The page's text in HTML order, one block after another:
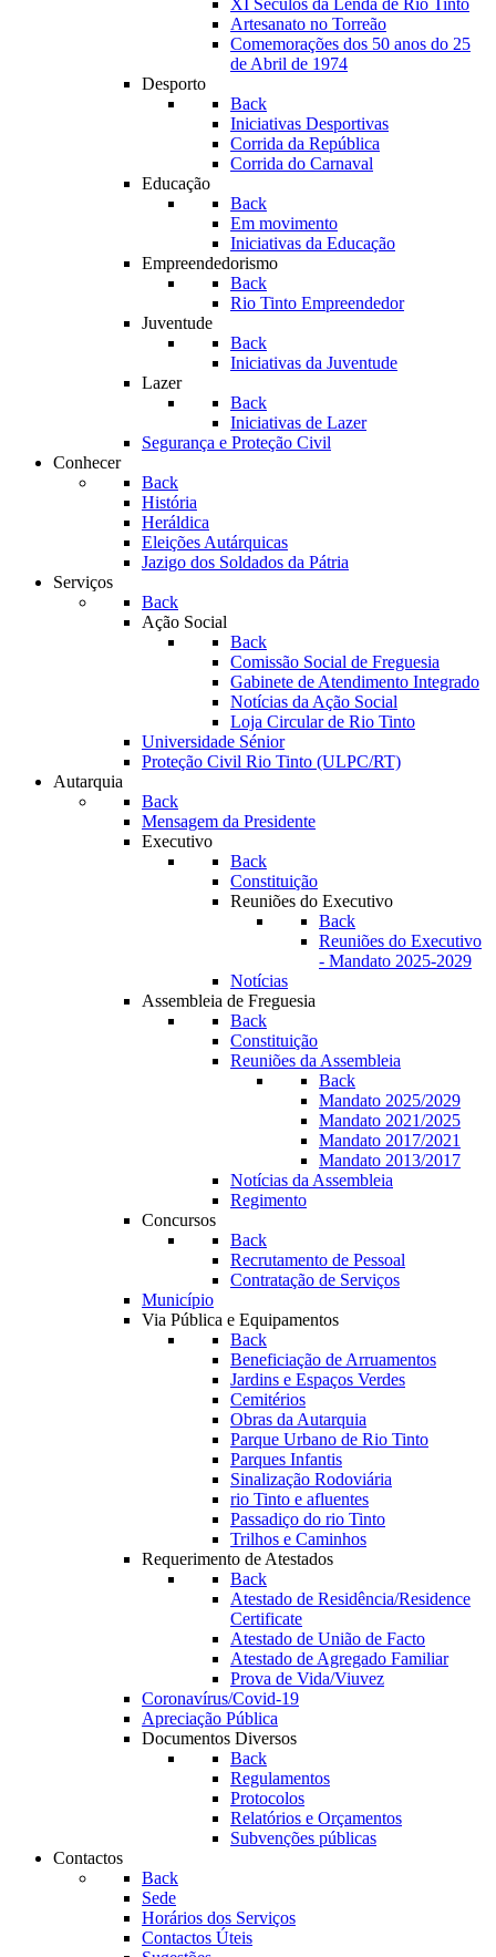
XI Séculos da Lenda de Rio Tinto
Artesanato no Torreão
Comemorações dos 50 anos do 25
de Abril de 1974
Desporto
Back
Iniciativas Desportivas
Corrida da República
Corrida do Carnaval
Educação
Back
Em movimento
Iniciativas da Educação
Empreendedorismo
Back
Rio Tinto Empreendedor
Juventude
Back
Iniciativas da Juventude
Lazer
Back
Iniciativas de Lazer
Segurança e Proteção Civil
Conhecer
Back
História
Heráldica
Eleições Autárquicas
Jazigo dos Soldados da Pátria
Serviços
Back
Ação Social
Back
Comissão Social de Freguesia
Gabinete de Atendimento Integrado
Notícias da Ação Social
Loja Circular de Rio Tinto
Universidade Sénior
Proteção Civil Rio Tinto (ULPC/RT)
Autarquia
Back
Mensagem da Presidente
Executivo
Back
Constituição
Reuniões do Executivo
Back
Reuniões do Executivo
- Mandato 2025-2029
Notícias
Assembleia de Freguesia
Back
Constituição
Reuniões da Assembleia
Back
Mandato 2025/2029
Mandato 2021/2025
Mandato 2017/2021
Mandato 2013/2017
Notícias da Assembleia
Regimento
Concursos
Back
Recrutamento de Pessoal
Contratação de Serviços
Município
Via Pública e Equipamentos
Back
Beneficiação de Arruamentos
Jardins e Espaços Verdes
Cemitérios
Obras da Autarquia
Parque Urbano de Rio Tinto
Parques Infantis
Sinalização Rodoviária
rio Tinto e afluentes
Passadiço do rio Tinto
Trilhos e Caminhos
Requerimento de Atestados
Back
Atestado de Residência/Residence
Certificate
Atestado de União de Facto
Atestado de Agregado Familiar
Prova de Vida/Viuvez
Coronavírus/Covid-19
Apreciação Pública
Documentos Diversos
Back
Regulamentos
Protocolos
Relatórios e Orçamentos
Subvenções públicas
Contactos
Back
Sede
Horários dos Serviços
Contactos Úteis